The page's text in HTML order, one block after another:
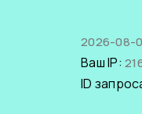
2026-08-
Ваш IP:
ID